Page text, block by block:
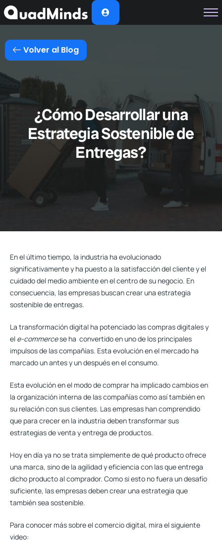
Soluciones
Módulos
Casos de Éxito
Planes
Nosotros
Volver al Blog
¿Cómo Desarrollar una
Estrategia Sostenible de
Entregas?
En el último tiempo, la industria ha evolucionado
significativamente y ha puesto a la satisfacción del cliente y el
cuidado del medio ambiente en el centro de su negocio. En
consecuencia, las empresas buscan crear una estrategia
sostenible de entregas.
La transformación digital ha potenciado las compras digitales y
el e-commercese ha convertido en uno de los principales
impulsos de las compañías. Esta evolución en el mercado ha
marcado un antes y un después en el consumo.
Esta evolución en el modo de comprar ha implicado cambios en
la organización interna de las compañías como así también en
su relación con sus clientes. Las empresas han comprendido
que para crecer en la industria deben transformar sus
estrategias de venta y entrega de productos.
Hoy en día ya no se trata simplemente de qué producto ofrece
una marca, sino de la agilidad y eficiencia con las que entrega
dicho producto al comprador. Como si esto no fuera un desafío
suficiente, las empresas deben crear una estrategia que
también sea sostenible.
Para conocer más sobre el comercio digital, mira el siguiente
video: